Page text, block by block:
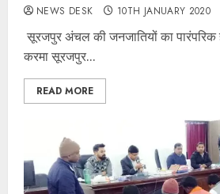
NEWS DESK 10TH JANUARY 2020
सूरजपुर अंचल की जनजातियों का पारंपरिक
करमा सूरजपुर...
READ MORE